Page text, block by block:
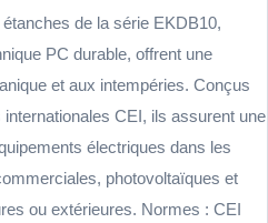
de la série EKDB10,
PC durable, offrent une
et aux intempéries. Conçus
CEI, ils assurent une
électriques dans les
photovoltaïques et
ou extérieures. Normes : CEI